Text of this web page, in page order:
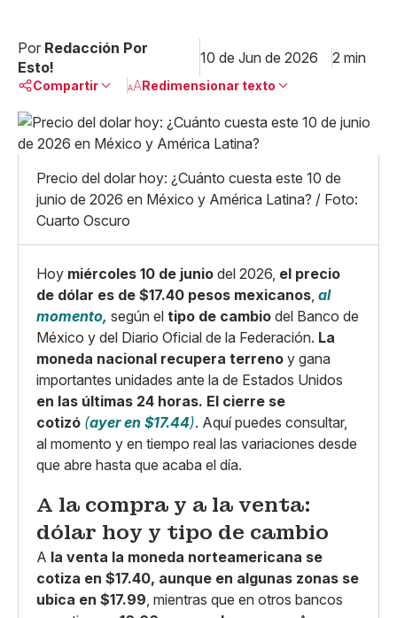
Por Redacción Por
Esto!
10 de Jun de 2026 2 min
Compartir
Linkedin
X
Whatsapp
Copiar enlace
Redimensionar texto
Pequeño
Mediano
Grande
Precio del dolar hoy: ¿Cuánto cuesta este 10 de
junio de 2026 en México y América Latina? / Foto:
Cuarto Oscuro
Hoy miércoles 10 de junio del 2026, el precio
de dólar es de $17.40 pesos mexicanos, al
momento, según el tipo de cambio del Banco de
México y del Diario Oficial de la Federación. La
moneda nacional recupera terreno y gana
importantes unidades ante la de Estados Unidos
en las últimas 24 horas. El cierre se
cotizó (ayer en $17.44). Aquí puedes consultar,
al momento y en tiempo real las variaciones desde
que abre hasta que acaba el día.
A la compra y a la venta:
dólar hoy y tipo de cambio
A la venta la moneda norteamericana se
cotiza en $17.40, aunque en algunas zonas se
ubica en $17.99 , mientras que en otros bancos